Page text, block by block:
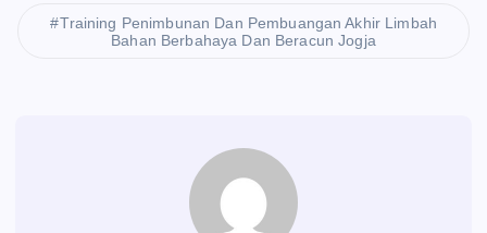
Training Penimbunan Dan Pembuangan Akhir Limbah
Bahan Berbahaya Dan Beracun Jogja